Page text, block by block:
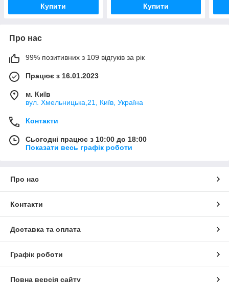
Купити Купити
Про нас
99% позитивних з 109 відгуків за рік
Працює з 16.01.2023
м. Київ
вул. Хмельницька,21, Київ, Україна
Контакти
Сьогодні працює з 10:00 до 18:00
Показати весь графік роботи
Про нас
Контакти
Доставка та оплата
Графік роботи
Повна версія сайту